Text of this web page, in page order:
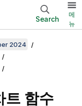
Search
메
뉴
2024
트 함수